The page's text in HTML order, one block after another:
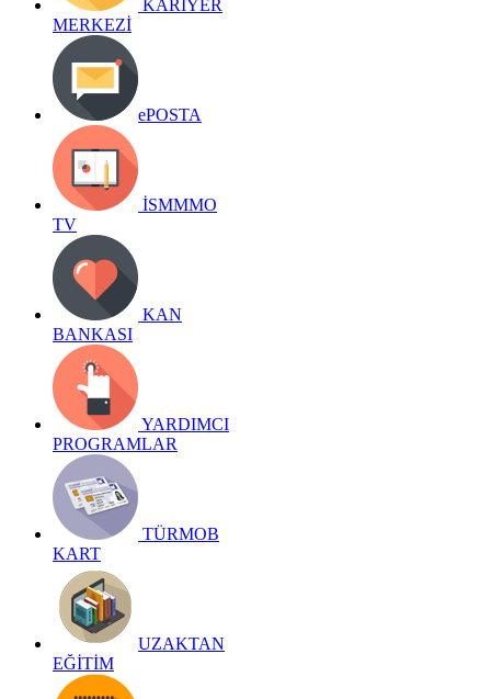
KARİYER
MERKEZİ
ePOSTA
İSMMMO
TV
KAN
BANKASI
YARDIMCI
PROGRAMLAR
TÜRMOB
KART
UZAKTAN
EĞİTİM